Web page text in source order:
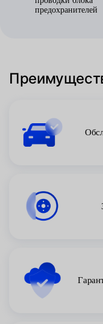
предохранителей